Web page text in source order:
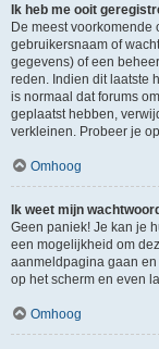
Ik heb me ooit
De meest voorkomende
gebruikersnaam of
gegevens) of een
reden. Indien dit laatste
is normaal dat forums
geplaatst hebben,
verkleinen. Probeer je
Omhoog
Ik weet mijn
Geen paniek! Je kan je
een mogelijkheid om
aanmeldpagina gaan
op het scherm en even
Omhoog